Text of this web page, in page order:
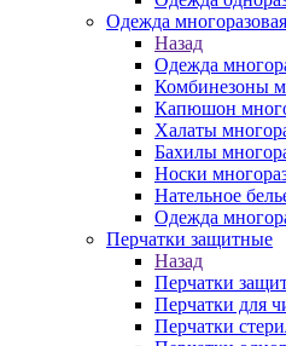
Одежда
Назад
Одежда
Комбинезоны
Капюшон
Халаты
Бахилы
Носки
Нательное
Одежда
Перчатки защитные
Назад
Перчатки
Перчатки для
Перчатки